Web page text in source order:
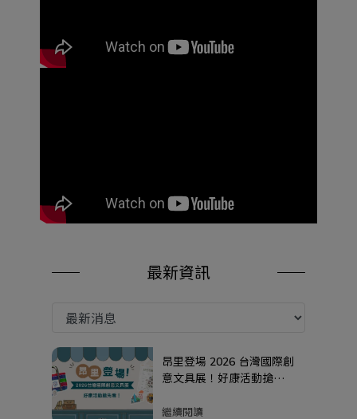
最新資訊
昂里登場 2026 台灣國際創
意文具展！好康活動搶先
繼續閱讀